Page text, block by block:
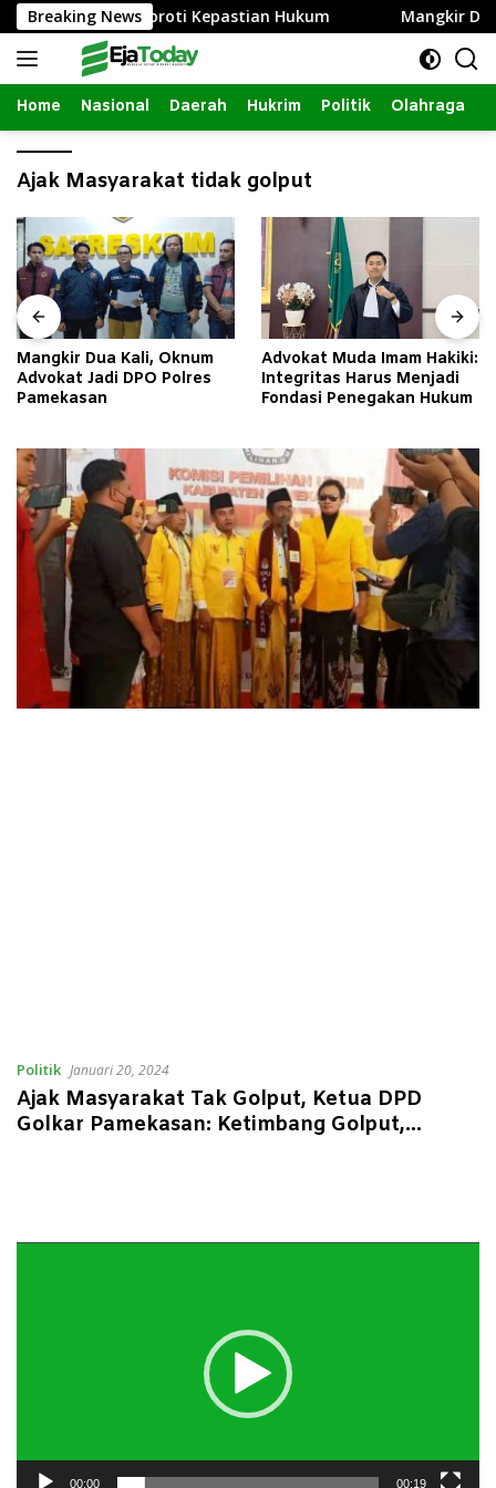
Langsung
ke
konten
Breaking News
LBH Taretan Soroti Kepastian Hukum Mangkir Dua
Home Nasional Daerah Hukrim Politik Olahraga
Ajak Masyarakat tidak golput
Mangkir Dua Kali, Oknum
Advokat Jadi DPO Polres
Pamekasan
Advokat Muda Imam Hakiki:
Integritas Harus Menjadi
Fondasi Penegakan Hukum
Politik Januari 20, 2024
Ajak Masyarakat Tak Golput, Ketua DPD
Golkar Pamekasan: Ketimbang Golput,
00:00 00:19